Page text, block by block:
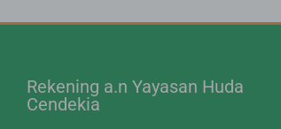
Rekening a.n Yayasan Huda
Cendekia